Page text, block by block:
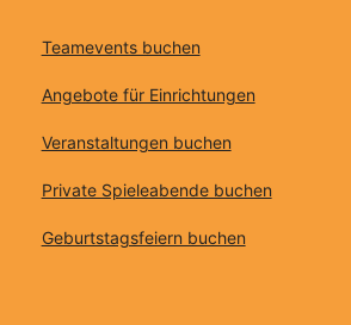
Teamevents buchen
Angebote für Einrichtungen
Veranstaltungen buchen
Private Spieleabende buchen
Geburtstagsfeiern buchen